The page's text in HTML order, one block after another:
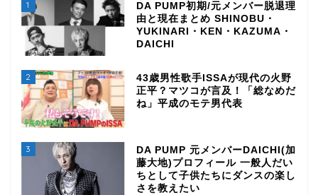
1
DA PUMP初期/元メンバー脱退理
由と現在まとめ SHINOBU・
YUKINARI・KEN・KAZUMA・
DAICHI
2
43歳男性歌手ISSAが現代の火野
正平？マツコが言及！「総なめだ
ね」平成のモテ男代表
3
DA PUMP 元メンバーDAICHI(加
藤大地)プロフィール 一般人だい
ちとして子供たちにダンスの楽し
さを教えたい